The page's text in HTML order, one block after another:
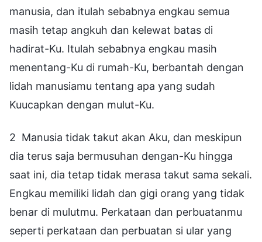
manusia, dan itulah sebabnya engkau semua
masih tetap angkuh dan kelewat batas di
hadirat-Ku. Itulah sebabnya engkau masih
menentang-Ku di rumah-Ku, berbantah dengan
lidah manusiamu tentang apa yang sudah
Kuucapkan dengan mulut-Ku.
2 Manusia tidak takut akan Aku, dan meskipun
dia terus saja bermusuhan dengan-Ku hingga
saat ini, dia tetap tidak merasa takut sama sekali.
Engkau memiliki lidah dan gigi orang yang tidak
benar di mulutmu. Perkataan dan perbuatanmu
seperti perkataan dan perbuatan si ular yang